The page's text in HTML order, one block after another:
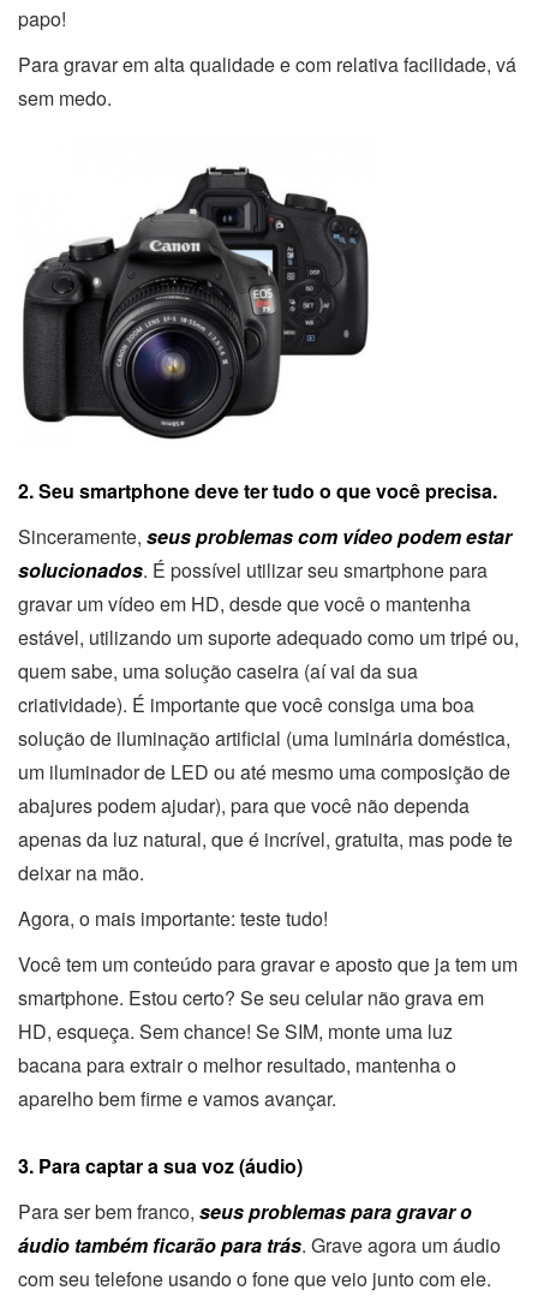
papo!
Para gravar em alta qualidade e com relativa facilidade, vá
sem medo.
2. Seu smartphone deve ter tudo o que você precisa.
Sinceramente, seus problemas com vídeo podem estar
solucionados. É possível utilizar seu smartphone para
gravar um vídeo em HD, desde que você o mantenha
estável, utilizando um suporte adequado como um tripé ou,
quem sabe, uma solução caseira (aí vai da sua
criatividade). É importante que você consiga uma boa
solução de iluminação artificial (uma luminária doméstica,
um iluminador de LED ou até mesmo uma composição de
abajures podem ajudar), para que você não dependa
apenas da luz natural, que é incrível, gratuita, mas pode te
deixar na mão.
Agora, o mais importante: teste tudo!
Você tem um conteúdo para gravar e aposto que ja tem um
smartphone. Estou certo? Se seu celular não grava em
HD, esqueça. Sem chance! Se SIM, monte uma luz
bacana para extrair o melhor resultado, mantenha o
aparelho bem firme e vamos avançar.
3. Para captar a sua voz (áudio)
Para ser bem franco, seus problemas para gravar o
áudio também ficarão para trás. Grave agora um áudio
com seu telefone usando o fone que veio junto com ele.